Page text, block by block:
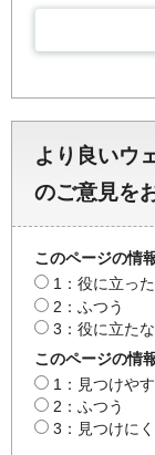
より良いウ
のご意見を
このページの情
1：役に立った
2：ふつう
3：役に立た
このページの情
1：見つけや
2：ふつう
3：見つけに